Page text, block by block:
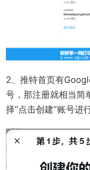
2、推特首页有
号，那注册就相当简
择“点击创建”账号进